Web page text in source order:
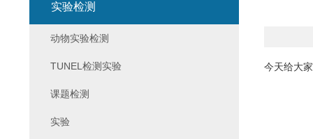
今天给大
实验检测
动物实验检测
TUNEL检测实验
课题检测
实验